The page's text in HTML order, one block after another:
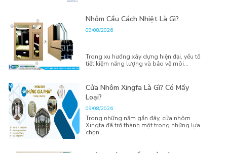
Nhôm Cầu Cách Nhiệt Là Gì?
09/08/2026
Trong xu hướng xây dựng hiện đại, yếu tố
tiết kiệm năng lượng và bảo vệ môi...
Cửa Nhôm Xingfa Là Gì? Có Mấy
Loại?
09/08/2026
Trong những năm gần đây, cửa nhôm
Xingfa đã trở thành một trong những lựa
chọn...